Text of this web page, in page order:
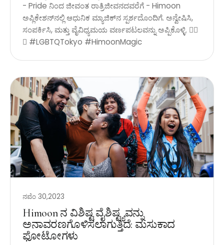
- Pride ನಿಂದ ಜೀವಂತ ರಾತ್ರಿಜೀವನದವರೆಗೆ - Himoon
ಅಪ್ಲಿಕೇಶನ್‌ನಲ್ಲಿ ಆಧುನಿಕ ಮ್ಯಾಜಿಕ್‌ನ ಸ್ಪರ್ಶದೊಂದಿಗೆ. ಅನ್ವೇಷಿಸಿ,
ಸಂಪರ್ಕಿಸಿ, ಮತ್ತು ವೈವಿಧ್ಯಮಯ ವರ್ಣಪಟಲವನ್ನು ಅಪ್ಪಿಕೊಳ್ಳಿ. 🏳️‍🌈
✨ #LGBTQTokyo #HimoonMagic
ನವೆಂ 30,2023
Himoon ನ ವಿಶಿಷ್ಟ ವೈಶಿಷ್ಟ್ಯವನ್ನು
ಅನಾವರಣಗೊಳಿಸಲಾಗುತ್ತಿದೆ: ಮಸುಕಾದ
ಫೋಟೋಗಳು